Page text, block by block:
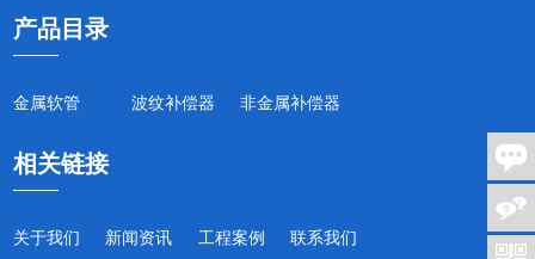
产品目录
金属软管 波纹补偿器 非金属补偿器
相关链接
关于我们 新闻资讯 工程案例 联系我们